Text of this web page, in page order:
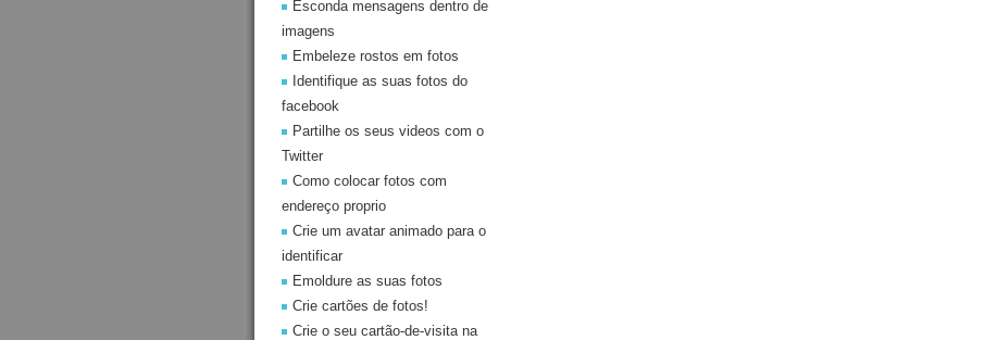
Esconda mensagens dentro de
imagens
Embeleze rostos em fotos
Identifique as suas fotos do
facebook
Partilhe os seus videos com o
Twitter
Como colocar fotos com
endereço proprio
Crie um avatar animado para o
identificar
Emoldure as suas fotos
Crie cartões de fotos!
Crie o seu cartão-de-visita na